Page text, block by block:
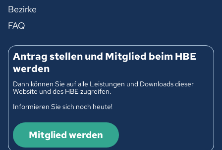
Bezirke
FAQ
Antrag stellen und Mitglied beim HBE
werden
Dann können Sie auf alle Leistungen und Downloads dieser
Website und des HBE zugreifen.
Informieren Sie sich noch heute!
Mitglied werden